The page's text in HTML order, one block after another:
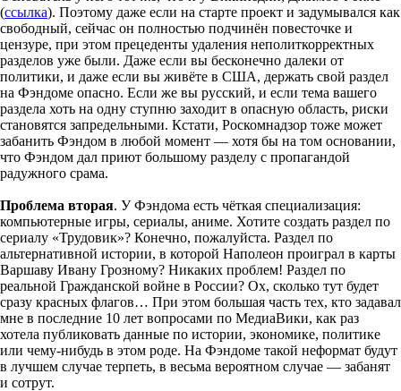
(ссылка). Поэтому даже если на старте проект и задумывался как
свободный, сейчас он полностью подчинён повесточке и
цензуре, при этом прецеденты удаления неполиткорректных
разделов уже были. Даже если вы бесконечно далеки от
политики, и даже если вы живёте в США, держать свой раздел
на Фэндоме опасно. Если же вы русский, и если тема вашего
раздела хоть на одну ступню заходит в опасную область, риски
становятся запредельными. Кстати, Роскомнадзор тоже может
забанить Фэндом в любой момент — хотя бы на том основании,
что Фэндом дал приют большому разделу с пропагандой
радужного срама.
Проблема вторая. У Фэндома есть чёткая специализация:
компьютерные игры, сериалы, аниме. Хотите создать раздел по
сериалу «Трудовик»? Конечно, пожалуйста. Раздел по
альтернативной истории, в которой Наполеон проиграл в карты
Варшаву Ивану Грозному? Никаких проблем! Раздел по
реальной Гражданской войне в России? Ох, сколько тут будет
сразу красных флагов… При этом большая часть тех, кто задавал
мне в последние 10 лет вопросами по МедиаВики, как раз
хотела публиковать данные по истории, экономике, политике
или чему-нибудь в этом роде. На Фэндоме такой неформат будут
в лучшем случае терпеть, в весьма вероятном случае — забанят
и сотрут.